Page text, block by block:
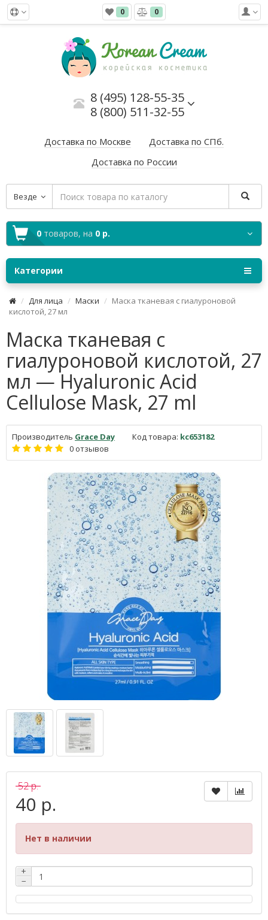
0 0
8 (495) 128-55-35
8 (800) 511-32-55
Доставка по Москве
Доставка по СПб.
Доставка по России
Везде
0 товаров, на 0 р.
Категории
Для лица Маски
Маска тканевая с гиалуроновой
кислотой, 27 мл
Маска тканевая с
гиалуроновой кислотой, 27
мл — Hyaluronic Acid
Cellulose Mask, 27 ml
Производитель Grace Day Код товара: kc653182
0 отзывов
52 р.
40 р.
Нет в наличии
+
−